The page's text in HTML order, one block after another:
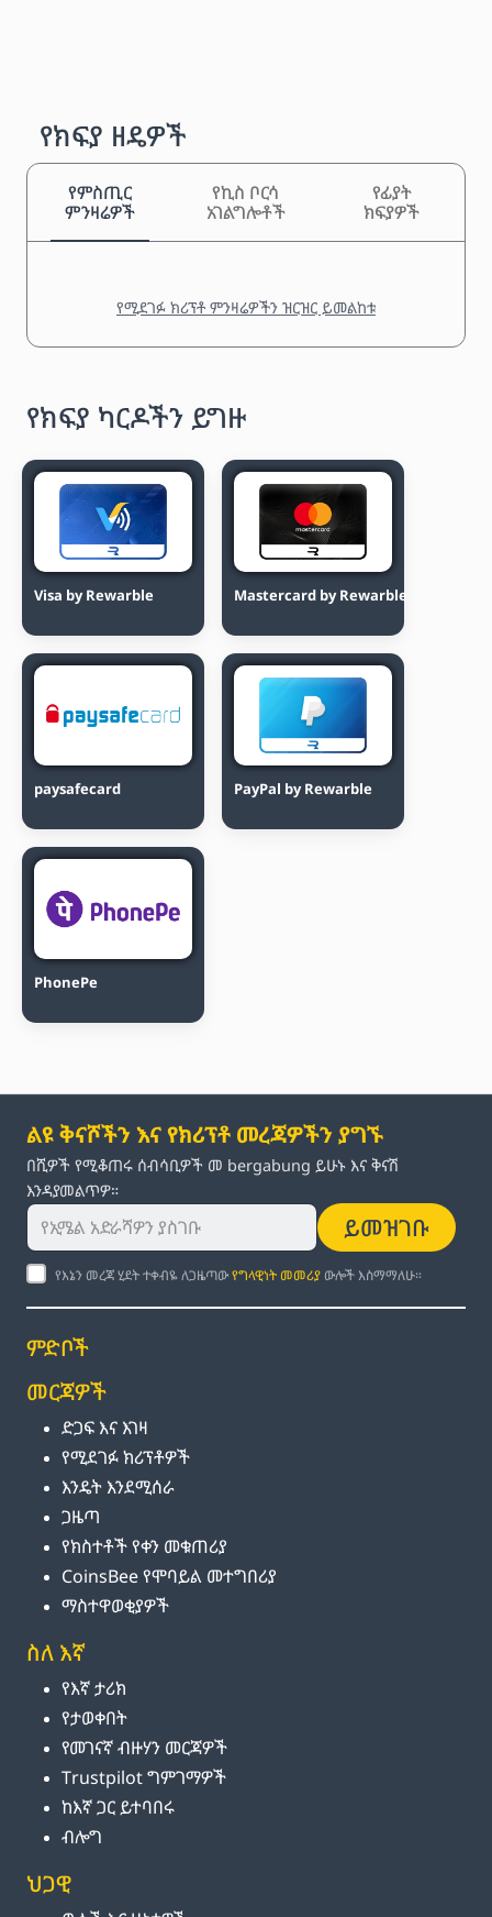
የክፍያ ዘዴዎች
የምስጢር
ምንዛሬዎች
የኪስ ቦርሳ
አገልግሎቶች
የፊያት
ክፍያዎች
የሚደገፉ ክሪፕቶ ምንዛሬዎችን ዝርዝር ይመልከቱ
የክፍያ ካርዶችን ይግዙ
Visa by Rewarble Mastercard by Rewarble
paysafecard PayPal by Rewarble
PhonePe
ልዩ ቅናሾችን እና የክሪፕቶ መረጃዎችን ያግኙ
በሺዎች የሚቆጠሩ ሰብሳቢዎች መ bergabung ይሁኑ እና ቅናሽ
እንዳያመልጥዎ።
ይመዝገቡ
የእኔን መረጃ ሂደት ተቀብዬ ለጋዜጣውየግላዊነት መመሪያ ውሎች እስማማለሁ።
ምድቦች
መርጃዎች
ድጋፍ እና እገዛ
የሚደገፉ ክሪፕቶዎች
እንዴት እንደሚሰራ
ጋዜጣ
የክስተቶች የቀን መቁጠሪያ
CoinsBee የሞባይል መተግበሪያ
ማስተዋወቂያዎች
ስለ እኛ
የእኛ ታሪክ
የታወቀበት
የመገናኛ ብዙሃን መርጃዎች
Trustpilot ግምገማዎች
ከእኛ ጋር ይተባበሩ
ብሎግ
ህጋዊ